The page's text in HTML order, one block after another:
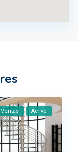
Ventas Activo